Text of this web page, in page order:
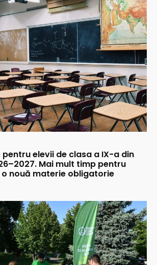
pentru elevii de clasa a IX-a din
Mai mult timp pentru
nouă materie obligatorie